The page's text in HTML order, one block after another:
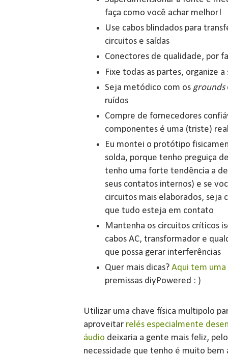
faça como você achar melhor!
Use cabos blindados para
circuitos e saídas
Conectores de qualidade, por
Fixe todas as partes, organize
Seja metódico com os grounds
ruídos
Compre de fornecedores
componentes é uma (triste)
Eu montei o protótipo
solda, porque tenho preguiça
tenho uma forte tendência a
seus contatos internos) e se
circuitos mais elaborados, seja
que tudo esteja em contato
Mantenha os circuitos críticos
cabos AC, transformador e
que possa gerar interferências
Quer mais dicas? Aqui tem uma
premissas diyPowered : )
Utilizar uma chave física multipolo
aproveitar relés especialmente
áudio deixaria a gente mais feliz,
necessidade que tenho é muito